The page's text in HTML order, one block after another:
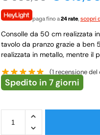
paga fino a24 rate, scopri
Consolle da 50 cm realizzata
tavolo da pranzo grazie a ben
realizzata in metallo, mentre il
(1 recensione del
Spedito in 7 giorni